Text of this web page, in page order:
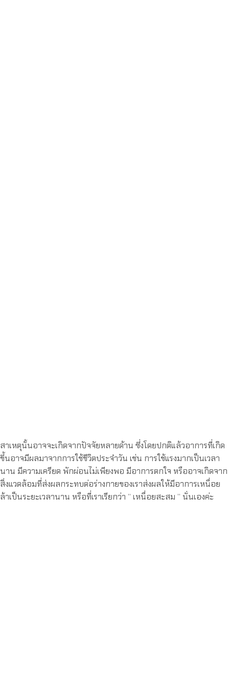
สาเหตุนั้นอาจจะเกิดจากปัจจัยหลายด้าน ซึ่งโดยปกติแล้วอาการที่เกิด
ขึ้นอาจมีผลมาจากการใช้ชีวิตประจำวัน เช่น การใช้แรงมากเป็นเวลา
นาน มีความเครียด พักผ่อนไม่เพียงพอ มีอาการตกใจ หรืออาจเกิดจาก
สิ่งแวดล้อมที่ส่งผลกระทบต่อร่างกายของเราส่งผลให้มีอาการเหนื่อย
ล้าเป็นระยะเวลานาน หรือที่เราเรียกว่า ” เหนื่อยสะสม ” นั่นเองค่ะ